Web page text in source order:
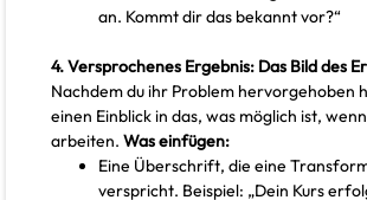
an. Kommt dir das bekannt vor?“
4. Versprochenes Ergebnis: Das Bild des
Nachdem du ihr Problem hervorgehoben
einen Einblick in das, was möglich ist,
arbeiten. Was einfügen:
Eine Überschrift, die eine
verspricht. Beispiel: „Dein Kurs